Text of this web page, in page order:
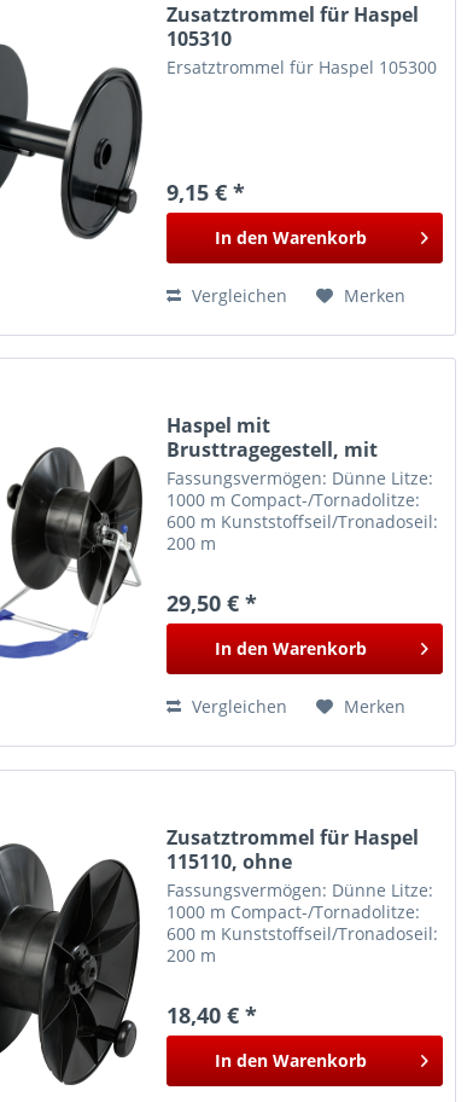
Zusatztrommel für Haspel
105310
Ersatztrommel für Haspel 105300
9,15 € *
In den Warenkorb
Vergleichen Merken
Haspel mit
Brusttragegestell, mit
Arretierung
Fassungsvermögen: Dünne Litze:
1000 m Compact-/Tornadolitze:
600 m Kunststoffseil/Tronadoseil:
200 m
29,50 € *
In den Warenkorb
Vergleichen Merken
Zusatztrommel für Haspel
115110, ohne
Brusttragegestell
Fassungsvermögen: Dünne Litze:
1000 m Compact-/Tornadolitze:
600 m Kunststoffseil/Tronadoseil:
200 m
18,40 € *
In den Warenkorb